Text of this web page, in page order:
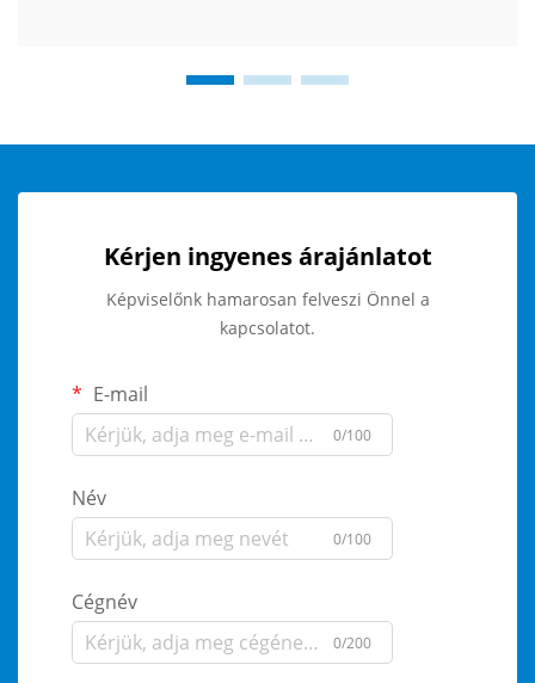
Kérjen ingyenes árajánlatot
Képviselőnk hamarosan felveszi Önnel a
kapcsolatot.
E-mail
0/100
Név
0/100
Cégnév
0/200